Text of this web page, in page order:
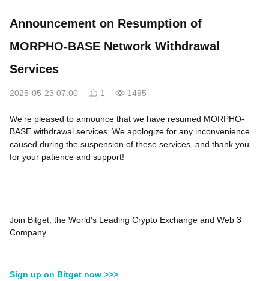
Announcement on Resumption of
MORPHO-BASE Network Withdrawal
Services
2025-05-23 07:00 1 1495
We’re pleased to announce that we have resumed MORPHO-
BASE withdrawal services. We apologize for any inconvenience
caused during the suspension of these services, and thank you
for your patience and support!
Join Bitget, the World's Leading Crypto Exchange and Web 3
Company
Sign up on Bitget now >>>